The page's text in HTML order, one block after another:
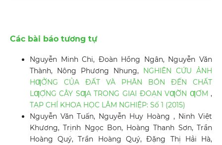
Các bài báo tương tự
Nguyễn Minh Chi, Đoàn Hồng Ngân, Nguyễn Văn
Thành, Nông Phương Nhung, NGHIÊN CỨU ẢNH
HƢỞNG CỦA ĐẤT VÀ PHÂN BÓN ĐẾN CHẤT
LƢỢNG CÂY SƢA TRONG GIAI ĐOẠN VƢỜN ƢƠM,
TẠP CHÍ KHOA HỌC LÂM NGHIỆP: Số 1 (2015)
Nguyễn Văn Tuấn, Nguyễn Huy Hoàng , Ninh Việt
Khương, Trịnh Ngọc Bon, Hoàng Thanh Sơn, Trần
Hoàng Quý, Trần Hoàng Quý, Đặng Thị Hải Hà,